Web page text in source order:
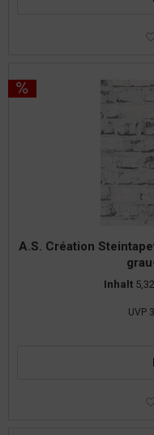
A.S. Création
Inhalt
UVP